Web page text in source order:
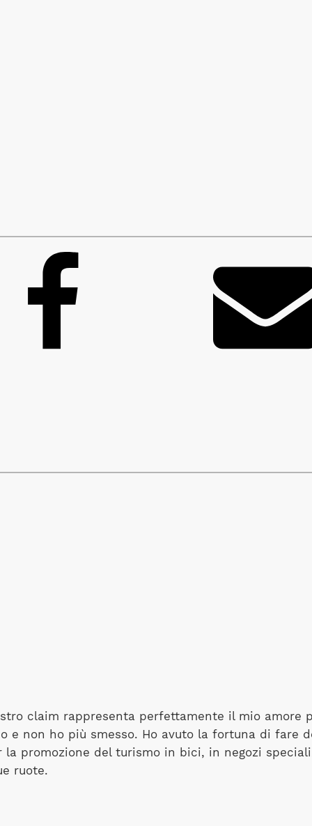
claim rappresenta perfettamente il mio amore
e non ho più smesso. Ho avuto la fortuna di fare
promozione del turismo in bici, in negozi
ruote.